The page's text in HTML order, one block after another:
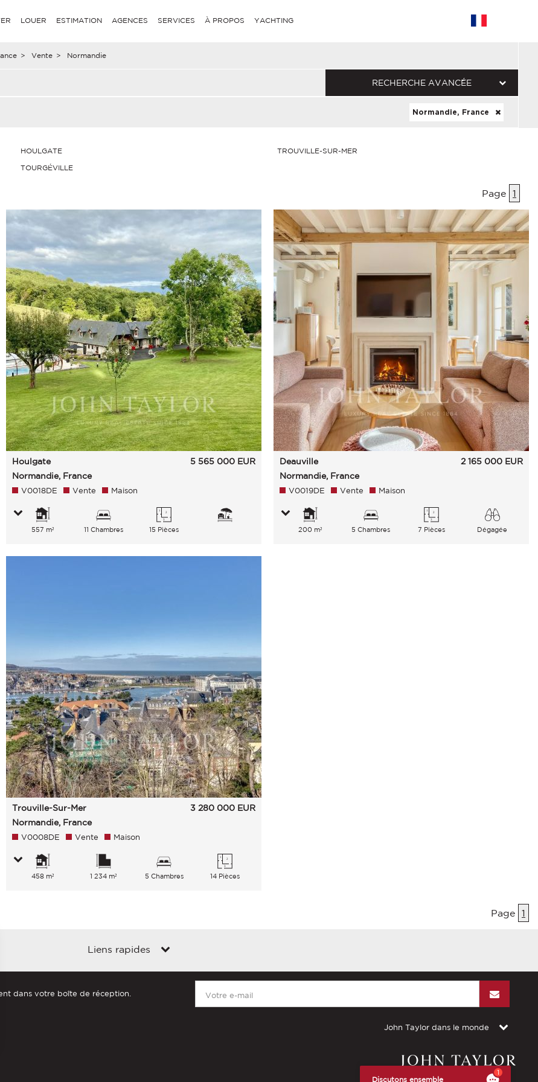
LOUER ESTIMATION AGENCES SERVICES À PROPOS YACHTING
> Vente > Normandie
RECHERCHE AVANCÉE
Normandie, France
HOULGATE
TOURGÉVILLE
TROUVILLE-SUR-MER
Page 1
Houlgate
Normandie, France
5 565 000 EUR
V0018DE Vente Maison
557 m² 11 Chambres 15 Pièces
Deauville
Normandie, France
2 165 000 EUR
V0019DE Vente Maison
200 m² 5 Chambres 7 Pièces
Dégagée
Trouville-Sur-Mer
Normandie, France
3 280 000 EUR
V0008DE Vente Maison
458 m² 1 234 m² 5 Chambres 14 Pièces
Page 1
Liens rapides
dans votre boîte de réception.
John Taylor dans le monde
de confidentialité, en garantissant la conformité avec les réglementations. Personnalisez vos préférences pour
Discutons ensemble
1